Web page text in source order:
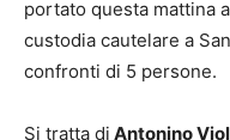
portato questa mattina
custodia cautelare a
confronti di 5 persone.
Si tratta di Antonino